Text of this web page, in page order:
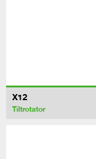
X12
Tiltrotator